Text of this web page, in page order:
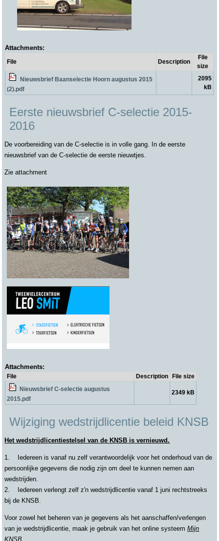
Attachments:
File Description
File
size
Nieuwsbrief Baanselectie Hoorn augustus 2015
(2).pdf
2095
kB
Eerste nieuwsbrief C-selectie 2015-
2016
De voorbereiding van de C-selectie is in volle gang. In de eerste
nieuwsbrief van de C-selectie de eerste nieuwtjes.
Zie attachment
Attachments:
File Description File size
Nieuwsbrief C-selectie augustus
2015.pdf
2349 kB
Wijziging wedstrijdlicentie beleid KNSB
Het wedstrijdlicentiestelsel van de KNSB is vernieuwd.
1. Iedereen is vanaf nu zelf verantwoordelijk voor het onderhoud van de
persoonlijke gegevens die nodig zijn om deel te kunnen nemen aan
wedstrijden.
2. Iedereen verlengt zelf z'n wedstrijdlicentie vanaf 1 juni rechtstreeks
bij de KNSB.
Voor zowel het beheren van je gegevens als het aanschaffen/verlengen
van je wedstrijdlicentie, maak je gebruik van het online systeemMijn
KNSB